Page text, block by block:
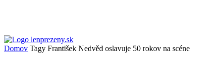
Domov Tagy František Nedvěd oslavuje 50 rokov na scéne